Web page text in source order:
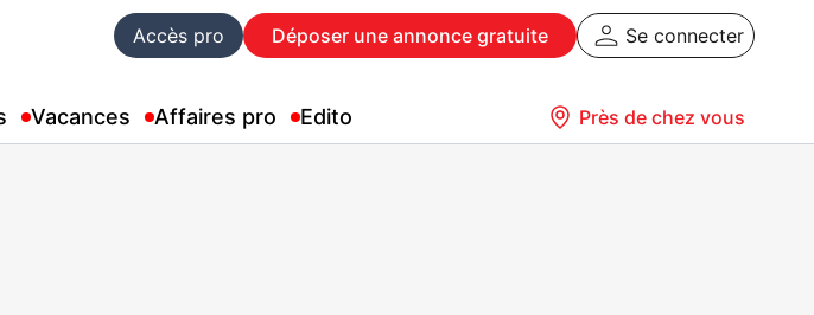
Accès pro Déposer une annonce gratuite Se connecter
Vacances Affaires pro Edito Près de chez vous